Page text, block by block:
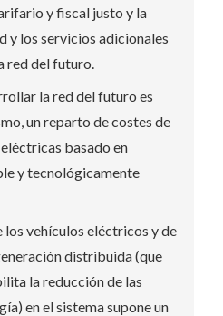
y fiscal justo y la
y los servicios adicionales
red del futuro.
la red del futuro es
un reparto de costes de
basado en
y tecnológicamente
los vehículos eléctricos y de
distribuida (que
la reducción de las
en el sistema supone un